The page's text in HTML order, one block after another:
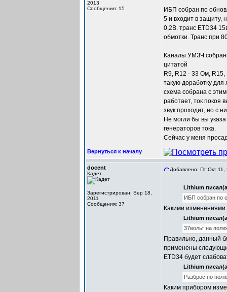
2013
Сообщения: 15
ИБП собран по
5 и входит в защиту,
0,2В. транс ETD34
обмотки. Транс при
Каналы УМЗЧ
цитатой
R9, R12 - 33 Ом,
такую доработку
схема собрана с
работает, ток покоя
звук проходит, но с
Не могли бы вы
генераторов тока.
Сейчас у меня
Вернуться к началу
docent
Кадет
Зарегистрирован: Sep 18,
2011
Сообщения: 37
Добавлено: Пт Окт
Lithium
ИБП собран по
Какими изменениями
Lithium
37вольт на
Правильно, данный
применены
ETD34 будет
Lithium
Разброс по
Каким прибором